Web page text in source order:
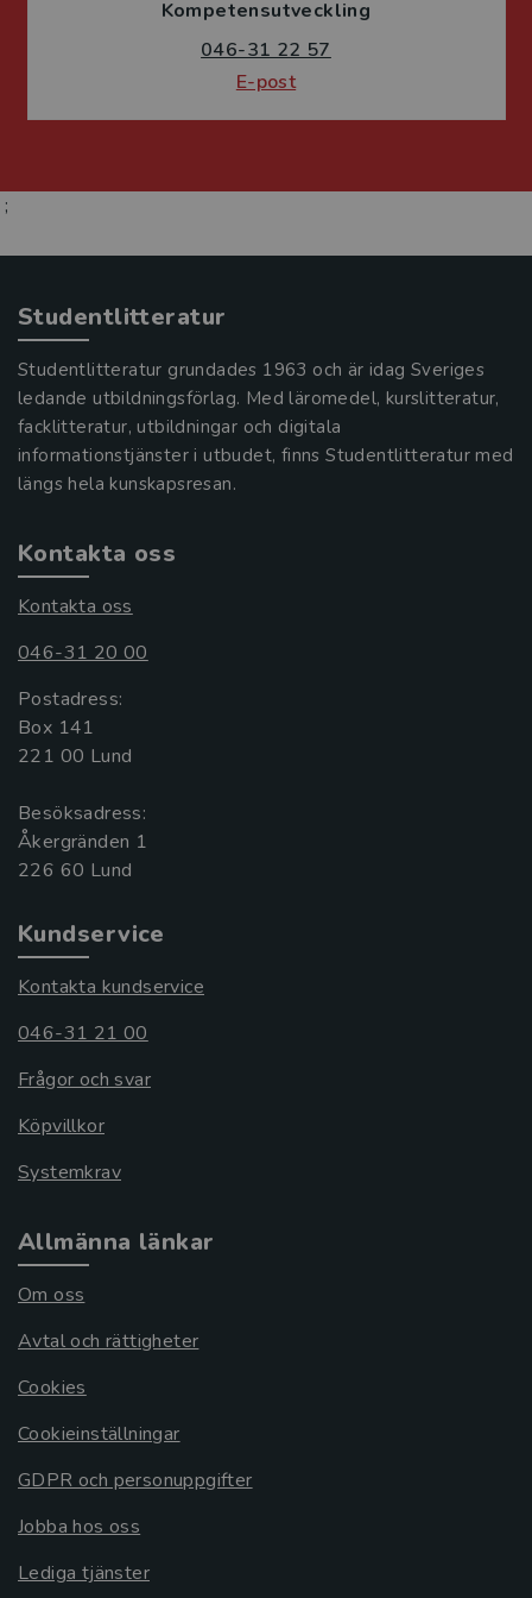
Kompetensutveckling
046-31 22 57
E-post
;
Studentlitteratur
Studentlitteratur grundades 1963 och är idag Sveriges
ledande utbildningsförlag. Med läromedel, kurslitteratur,
facklitteratur, utbildningar och digitala
informationstjänster i utbudet, finns Studentlitteratur med
längs hela kunskapsresan.
Kontakta oss
Kontakta oss
046-31 20 00
Postadress:
Box 141
221 00 Lund
Besöksadress:
Åkergränden 1
Kundservice
Kontakta kundservice
046-31 21 00
Frågor och svar
Köpvillkor
Systemkrav
Allmänna länkar
Om oss
Avtal och rättigheter
Cookies
Cookieinställningar
GDPR och personuppgifter
Jobba hos oss
Lediga tjänster